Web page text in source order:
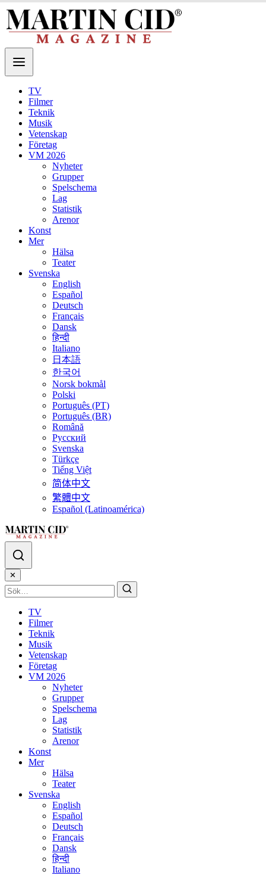
TV
Filmer
Teknik
Musik
Vetenskap
Företag
VM 2026
Nyheter
Grupper
Spelschema
Lag
Statistik
Arenor
Konst
Mer
Hälsa
Teater
Svenska
English
Español
Deutsch
Français
Dansk
हिन्दी
Italiano
日本語
한국어
Norsk bokmål
Polski
Português (PT)
Português (BR)
Română
Русский
Svenska
Türkçe
Tiếng Việt
简体中文
繁體中文
Español (Latinoamérica)
✕
TV
Filmer
Teknik
Musik
Vetenskap
Företag
VM 2026
Nyheter
Grupper
Spelschema
Lag
Statistik
Arenor
Konst
Mer
Hälsa
Teater
Svenska
English
Español
Deutsch
Français
Dansk
हिन्दी
Italiano